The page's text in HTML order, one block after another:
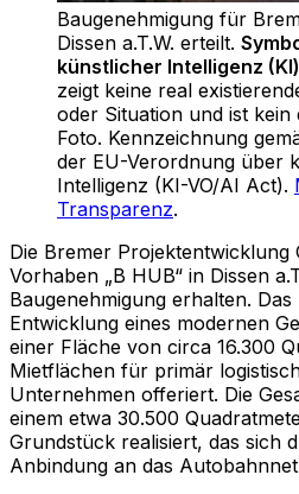
Baugenehmigung für
Dissen a.T.W. erteilt.
künstlicher Intelligenz
zeigt keine real
oder Situation und ist kein
Foto. Kennzeichnung
der EU-Verordnung über
Intelligenz (KI-VO/AI Act).
Transparenz.
Die Bremer
Vorhaben „B HUB“ in Dissen
Baugenehmigung erhalten.
Entwicklung eines modernen
einer Fläche von circa 16.300
Mietflächen für primär
Unternehmen offeriert. Die
einem etwa 30.500
Grundstück realisiert, das sich
Anbindung an das